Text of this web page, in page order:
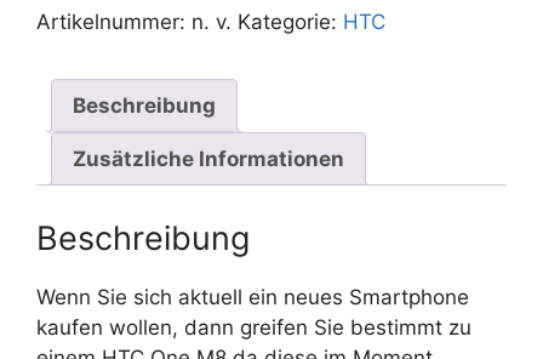
Reparatur
Artikelnummer: n. v. Kategorie: HTC
Beschreibung
Zusätzliche Informationen
Beschreibung
Wenn Sie sich aktuell ein neues Smartphone
kaufen wollen, dann greifen Sie bestimmt zu